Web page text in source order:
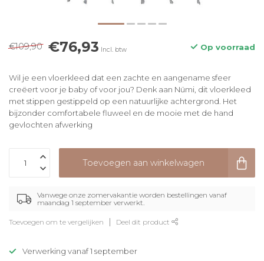
€109,90 €76,93 Incl. btw Op voorraad
Wil je een vloerkleed dat een zachte en aangename sfeer
creëert voor je baby of voor jou? Denk aan Nümi, dit vloerkleed
met stippen gestippeld op een natuurlijke achtergrond. Het
bijzonder comfortabele fluweel en de mooie met de hand
gevlochten afwerking
Toevoegen aan winkelwagen
Vanwege onze zomervakantie worden bestellingen vanaf
maandag 1 september verwerkt.
Toevoegen om te vergelijken Deel dit product
Verwerking vanaf 1 september